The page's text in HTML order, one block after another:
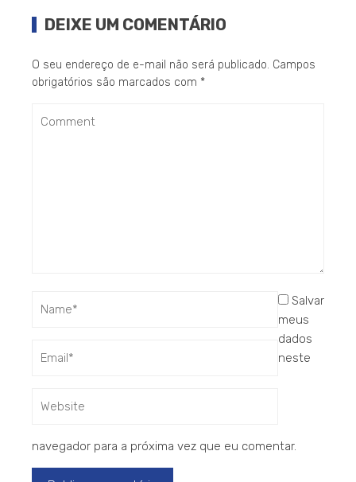
DEIXE UM COMENTÁRIO
O seu endereço de e-mail não será publicado. Campos
obrigatórios são marcados com *
Salvar
meus
dados
neste
navegador para a próxima vez que eu comentar.